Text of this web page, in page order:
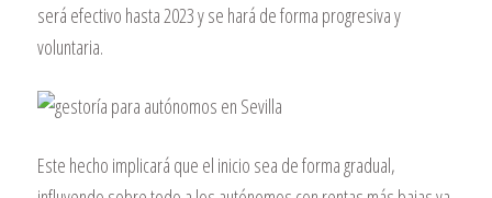
será efectivo hasta 2023 y se hará de forma progresiva y
voluntaria.
Este hecho implicará que el inicio sea de forma gradual,